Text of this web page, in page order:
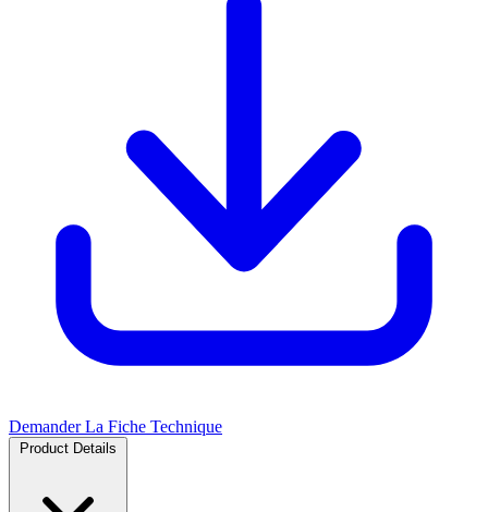
Demander La Fiche Technique
Product Details